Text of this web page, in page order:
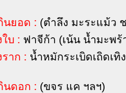
นยอด : (ตำลึง มะระแม้ว
บ : ฟาจีก้า (เน้น น้ำมะพ
าก : น้ำหมักระเบิดเถิดเทิ
นดอก : (ขจร แค ฯลฯ)